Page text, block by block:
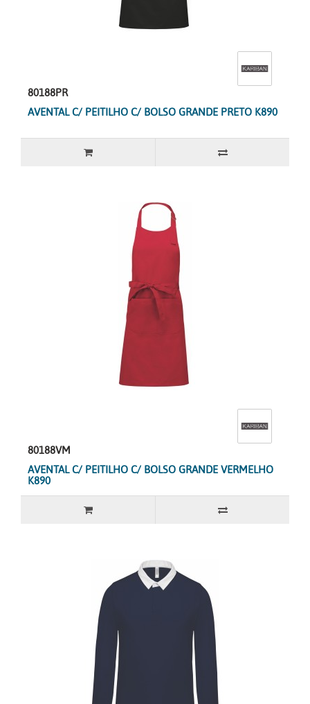
80188PR
AVENTAL C/ PEITILHO C/ BOLSO GRANDE PRETO K890
80188VM
AVENTAL C/ PEITILHO C/ BOLSO GRANDE VERMELHO
K890